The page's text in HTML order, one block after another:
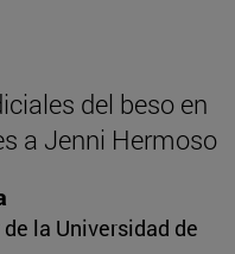
del beso en
a Jenni Hermoso
la Universidad de